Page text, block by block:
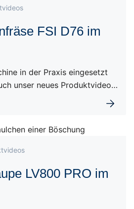
FSI D76 im
in der Praxis eingesetzt
unser neues Produktvideo…
LV800 PRO im